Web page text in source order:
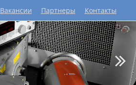
Вакансии Партнеры Контакты